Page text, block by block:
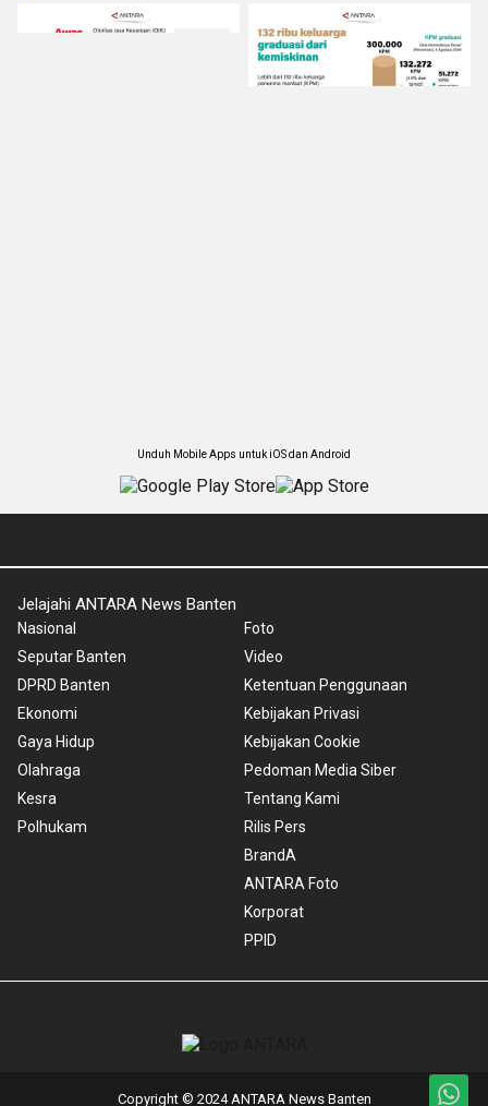
Unduh Mobile Apps untuk iOS dan Android
Jelajahi ANTARA News Banten
Nasional
Seputar Banten
DPRD Banten
Ekonomi
Gaya Hidup
Olahraga
Kesra
Polhukam
Foto
Video
Ketentuan Penggunaan
Kebijakan Privasi
Kebijakan Cookie
Pedoman Media Siber
Tentang Kami
Rilis Pers
BrandA
ANTARA Foto
Korporat
PPID
Copyright © 2024 ANTARA News Banten